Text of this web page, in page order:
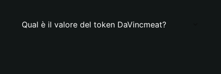
Qual è il valore del token DaVincmeat?